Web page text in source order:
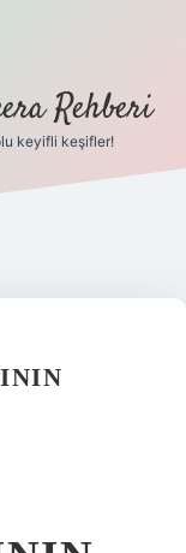
Rehberi
keyifli keşifler!